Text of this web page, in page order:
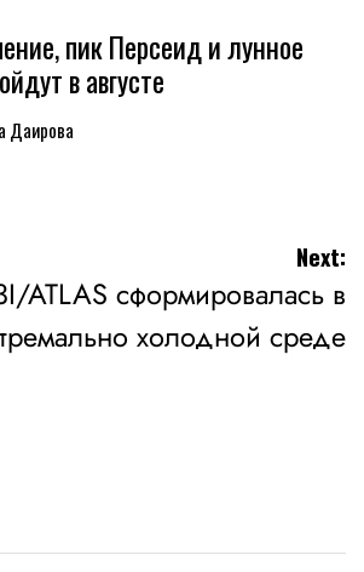
пик Персеид и лунное
в августе
Даирова
Next:
ATLAS сформировалась в
холодной среде